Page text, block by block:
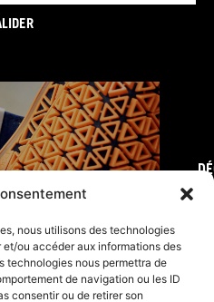
nous utilisons des technologies
ou accéder aux informations des
technologies nous permettra de
de navigation ou les ID
consentir ou de retirer son